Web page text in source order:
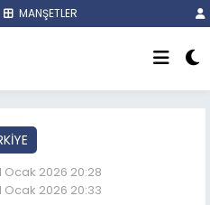
MANŞETLER
Ocak 2026 20:28
Ocak 2026 20:33